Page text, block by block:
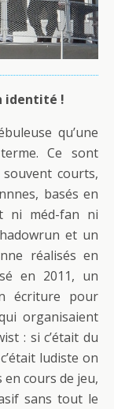
identité !
qu’une
Ce sont
courts,
basés en
ni méd-fan ni
et un
réalisés en
en 2011, un
écriture pour
organisaient
: si c’était du
ludiste on
cours de jeu,
sans tout le